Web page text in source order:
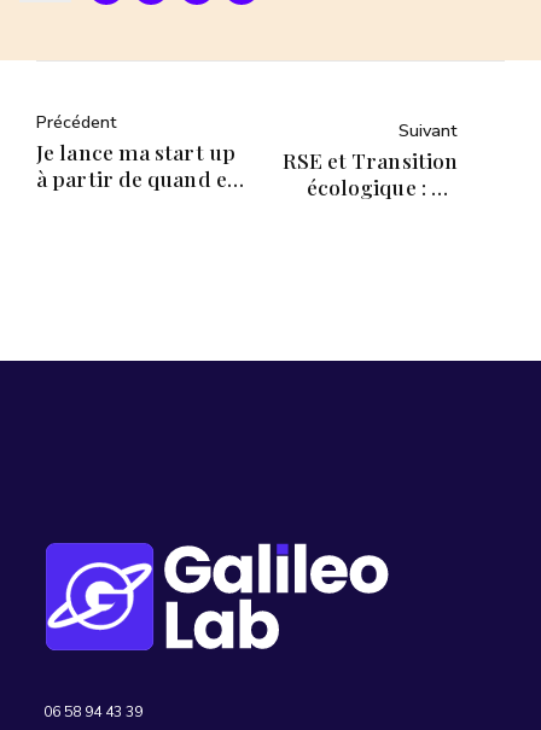
Précédent
Je lance ma start up
à partir de quand est
Suivant
RSE et Transition
écologique : De
06 58 94 43 39